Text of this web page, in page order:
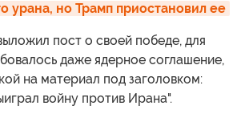
урана, но Трамп приостановил ее
пост о своей победе, для
даже ядерное соглашение,
на материал под заголовком:
войну против Ирана".